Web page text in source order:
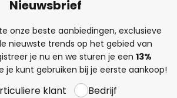
Nieuwsbrief
onze beste aanbiedingen, exclusieve
nieuwste trends op het gebied van
je nu en we sturen je een 13%
je kunt gebruiken bij je eerste aankoop!
klant Bedrijf